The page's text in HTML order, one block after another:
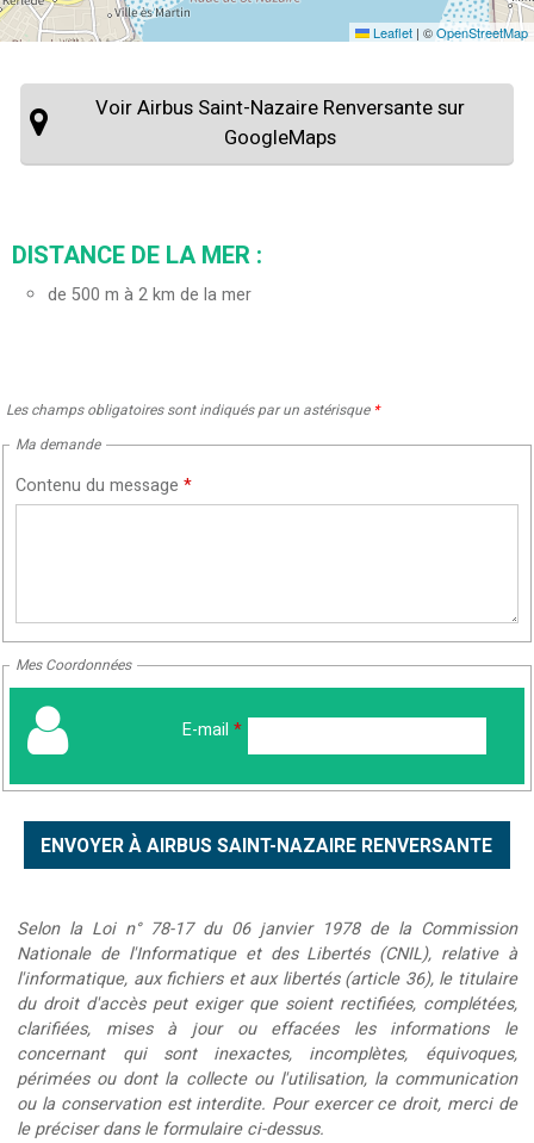
Leaflet | ©OpenStreetMap
Voir Airbus Saint-Nazaire Renversante sur
GoogleMaps
DISTANCE DE LA MER :
de 500 m à 2 km de la mer
Les champs obligatoires sont indiqués par un astérisque *
Ma demande
Contenu du message *
Mes Coordonnées
E-mail *
Selon la Loi n° 78-17 du 06 janvier 1978 de la Commission
Nationale de l'Informatique et des Libertés (CNIL), relative à
l'informatique, aux fichiers et aux libertés (article 36), le titulaire
du droit d'accès peut exiger que soient rectifiées, complétées,
clarifiées, mises à jour ou effacées les informations le
concernant qui sont inexactes, incomplètes, équivoques,
périmées ou dont la collecte ou l'utilisation, la communication
ou la conservation est interdite. Pour exercer ce droit, merci de
le préciser dans le formulaire ci-dessus.